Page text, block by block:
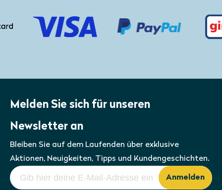
Sie über die Bestelloption für nicht
standardisierte Größen angeben. So
Melden Sie sich für unseren
Newsletter an
Bleiben Sie auf dem Laufenden über exklusive
Aktionen, Neuigkeiten, Tipps und Kundengeschichten.
Anmelden